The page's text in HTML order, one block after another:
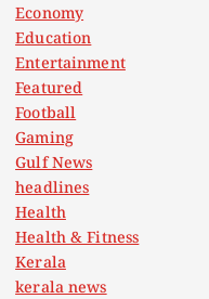
Economy
Education
Entertainment
Featured
Football
Gaming
Gulf News
headlines
Health
Health & Fitness
Kerala
kerala news